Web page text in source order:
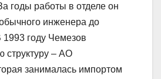
годы работы в отделе он
инженера до
1993 году Чемезов
структуру – АО
занималась импортом